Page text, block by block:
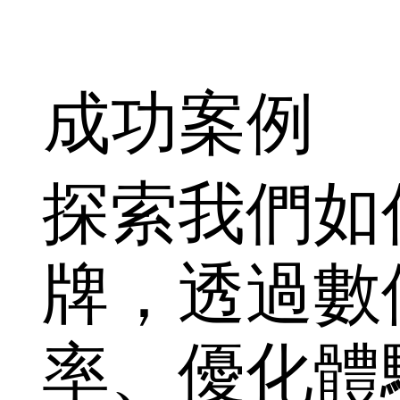
成功案例
探索我們
牌，透過
率、優化